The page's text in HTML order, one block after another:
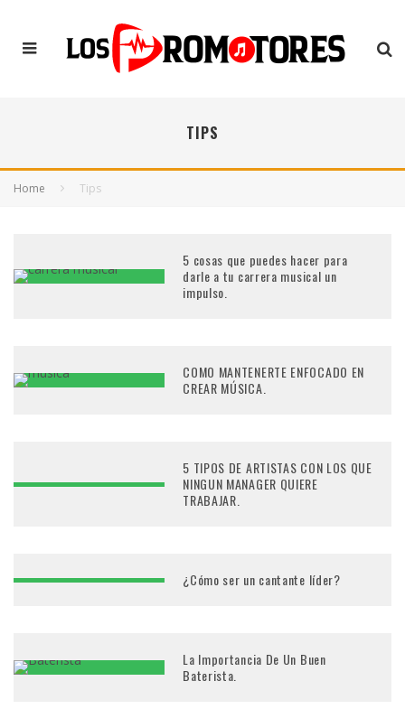
TIPS
Home Tips
5 cosas que puedes hacer para
darle a tu carrera musical un
impulso.
COMO MANTENERTE ENFOCADO EN
CREAR MÚSICA.
5 TIPOS DE ARTISTAS CON LOS QUE
NINGUN MANAGER QUIERE
TRABAJAR.
¿Cómo ser un cantante líder?
La Importancia De Un Buen
Baterista.